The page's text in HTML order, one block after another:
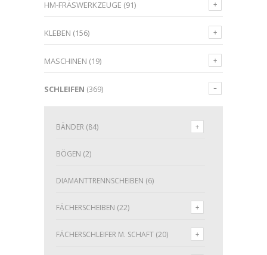
HM-FRÄSWERKZEUGE (91)
KLEBEN (156)
MASCHINEN (19)
SCHLEIFEN (369)
BÄNDER (84)
BÖGEN (2)
DIAMANTTRENNSCHEIBEN (6)
FÄCHERSCHEIBEN (22)
FÄCHERSCHLEIFER M. SCHAFT (20)